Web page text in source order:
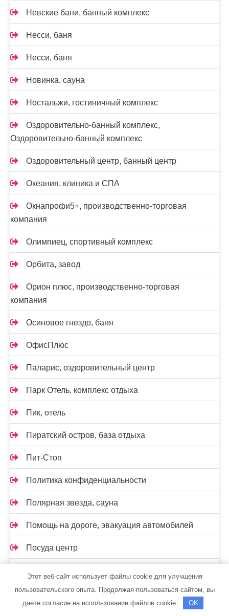
Невские бани, банный комплекс
Несси, баня
Несси, баня
Новинка, сауна
Ностальжи, гостиничный комплекс
Оздоровительно-банный комплекс,
Оздоровительно-банный комплекс
Оздоровительный центр, банный центр
Океания, клиника и СПА
Окнапрофи5+, производственно-торговая
компания
Олимпиец, спортивный комплекс
Орбита, завод
Орион плюс, производственно-торговая
компания
Осиновое гнездо, баня
ОфисПлюс
Паларис, оздоровительный центр
Парк Отель, комплекс отдыха
Пик, отель
Пиратский остров, база отдыха
Пит-Стоп
Политика конфиденциальности
Полярная звезда, сауна
Помощь на дороге, эвакуация автомобилей
Посуда центр
Промхим
Этот веб-сайт использует файлы cookie для улучшения
пользовательского опыта. Продолжая пользоваться сайтом, вы
даете согласие на использование файлов cookie.
OK